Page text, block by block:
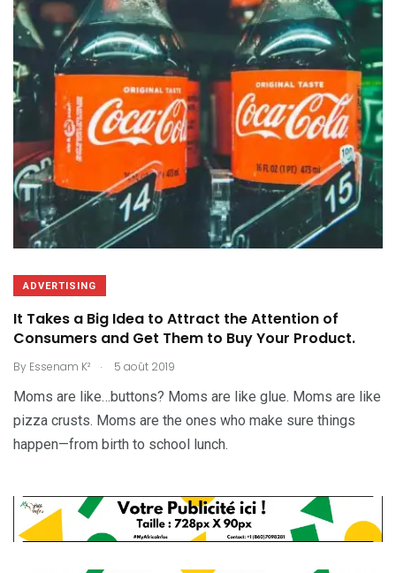
ADVERTISING
It Takes a Big Idea to Attract the Attention of
Consumers and Get Them to Buy Your Product.
By Essenam K² . 5 août 2019
Moms are like…buttons? Moms are like glue. Moms are like
pizza crusts. Moms are the ones who make sure things
happen—from birth to school lunch.